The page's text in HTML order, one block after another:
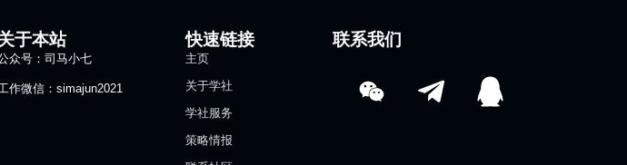
于本站
众号：司马小七
作微信：simajun2021
快速链接
主页
关于学社
学社服务
策略情报
联系我们